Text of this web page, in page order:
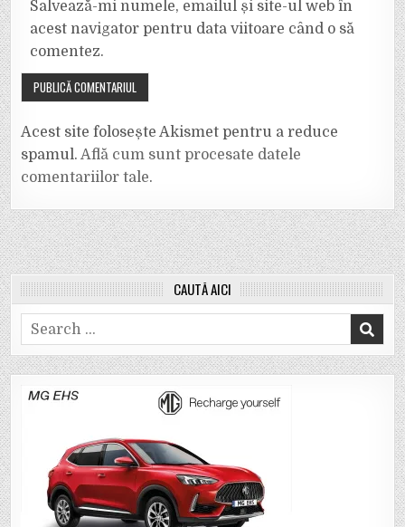
Salvează-mi numele, emailul și site-ul web în
acest navigator pentru data viitoare când o să
comentez.
Acest site folosește Akismet pentru a reduce
spamul.Află cum sunt procesate datele
comentariilor tale.
CAUTĂ AICI
Search
for: